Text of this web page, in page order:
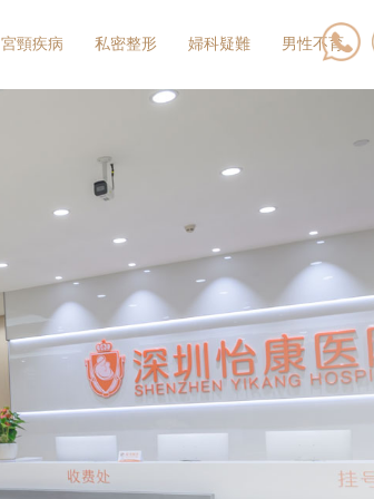
宮頸疾病 私密整形 婦科疑難 男性不育